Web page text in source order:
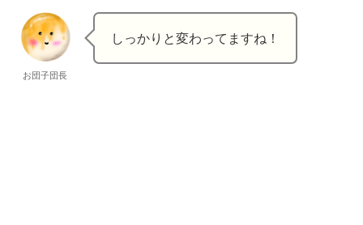
お団子団長
しっかりと変わってますね！